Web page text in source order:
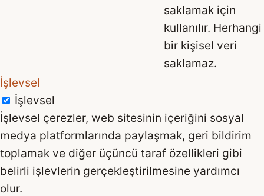
saklamak için
kullanılır. Herhangi
bir kişisel veri
saklamaz.
İşlevsel
İşlevsel
İşlevsel çerezler, web sitesinin içeriğini sosyal
medya platformlarında paylaşmak, geri bildirim
toplamak ve diğer üçüncü taraf özellikleri gibi
belirli işlevlerin gerçekleştirilmesine yardımcı
olur.